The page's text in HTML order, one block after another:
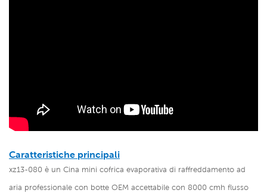
Caratteristiche principali
xz13-080 è un Cina mini cofrica evaporativa di raffreddamento ad
aria professionale con botte OEM accettabile con 8000 cmh flusso